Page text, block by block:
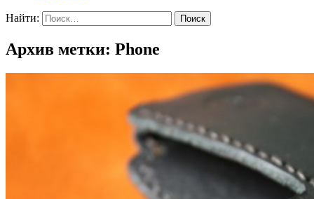
Найти:
Архив метки: Phone